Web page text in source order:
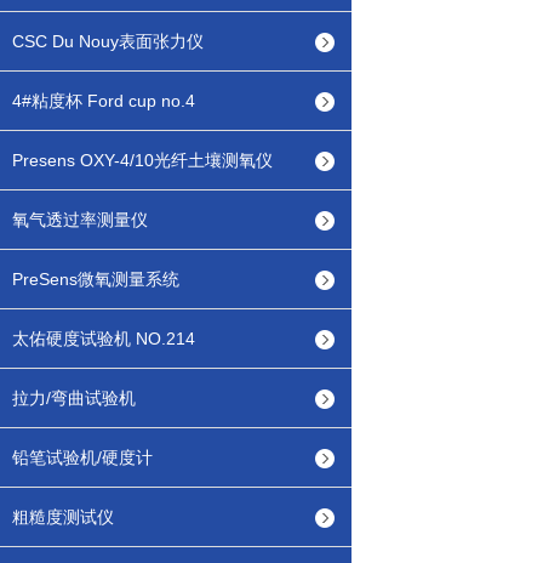
CSC Du Nouy表面张力仪
4#粘度杯 Ford cup no.4
Presens OXY-4/10光纤土壤测氧仪
氧气透过率测量仪
PreSens微氧测量系统
太佑硬度试验机 NO.214
拉力/弯曲试验机
铅笔试验机/硬度计
粗糙度测试仪